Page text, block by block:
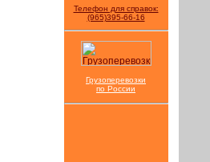
Телефон для справок:
(965)395-66-16
Грузоперевозки
по России